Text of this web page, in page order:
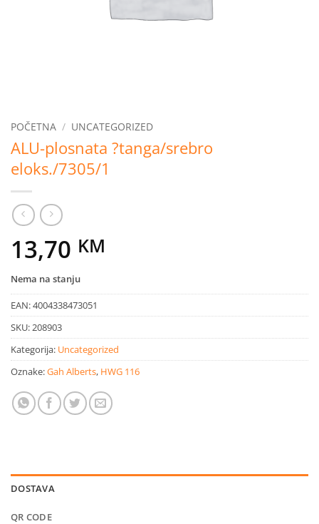
POČETNA / UNCATEGORIZED
ALU-plosnata ?tanga/srebro
eloks./7305/1
13,70 KM
Nema na stanju
EAN:4004338473051
SKU:208903
Kategorija: Uncategorized
Oznake:Gah Alberts, HWG 116
DOSTAVA
QR CODE